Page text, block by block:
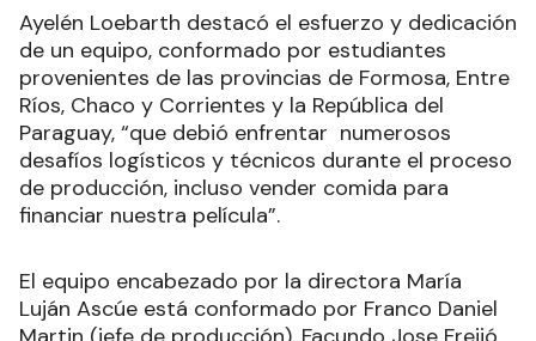
trabajo en equipo que comenzó como una
propuesta en 2023 y finalizó con su realización
en octubre durante 5 jornadas de rodaje,
terminando la postproducción en diciembre
pasado. El cortometraje, con una duración de
casi 15 minutos, presenta una narrativa
dramática al espectador desde el primer
momento: Tonia (interpretada por Shady Vargas),
una joven mochilera, regresa a su Formosa natal
afrontar su miedo y tomar una decisión.